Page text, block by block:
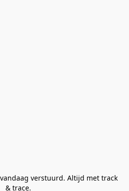
verstuurd. Altijd met track
& trace.